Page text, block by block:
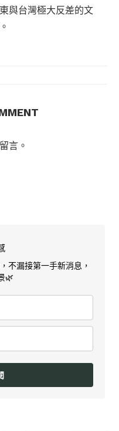
與台灣極大反差的文
言。
不漏接第一手新消息，
🌿